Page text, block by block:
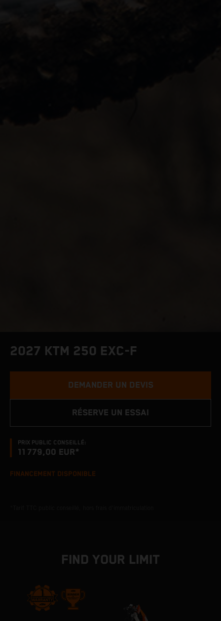
2027 KTM 250 EXC-F
PRIX PUBLIC CONSEILLÉ:
11 779,00 EUR*
DEMANDER UN DEVIS
RÉSERVE UN ESSAI
FINANCEMENT DISPONIBLE
FIND YOUR LIMIT